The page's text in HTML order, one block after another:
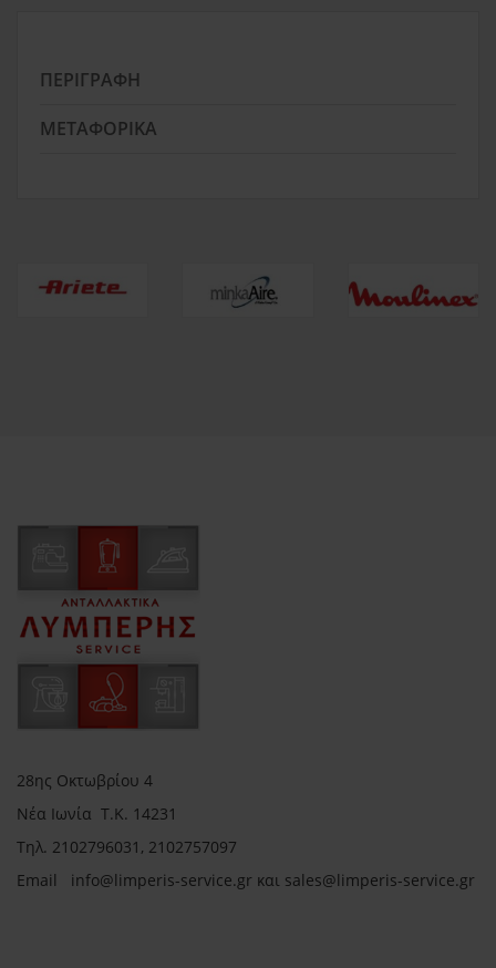
ΠΕΡΙΓΡΑΦΉ
ΜΕΤΑΦΟΡΙΚΆ
28ης Οκτωβρίου 4
Νέα Ιωνία Τ.Κ. 14231
Τηλ. 2102796031, 2102757097
Email info@limperis-service.gr και sales@limperis-service.gr